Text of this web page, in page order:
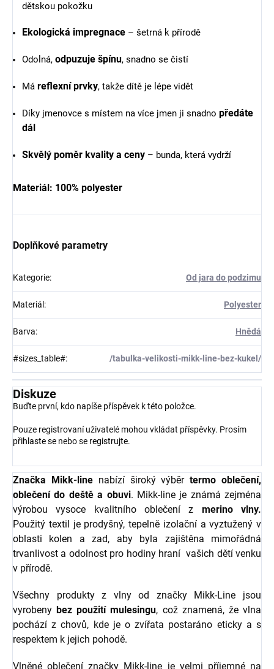
dětskou pokožku
Ekologická impregnace – šetrná k přírodě
Odolná, odpuzuje špínu, snadno se čistí
Má reflexní prvky, takže dítě je lépe vidět
Díky jmenovce s místem na více jmen ji snadno předáte
dál
Skvělý poměr kvality a ceny – bunda, která vydrží
Materiál: 100% polyester
Doplňkové parametry
Kategorie: Od jara do podzimu
Materiál : Polyester
Barva: Hnědá
#sizes_table#: /tabulka-velikosti-mikk-line-bez-kukel/
Diskuze
Buďte první, kdo napíše příspěvek k této položce.
Pouze registrovaní uživatelé mohou vkládat příspěvky. Prosím
přihlaste se nebo se registrujte.
Značka Mikk-linenabízí široký výběrtermo oblečení,
oblečení do deště a obuvi. Mikk-line je známá zejména
výrobou vysoce kvalitního oblečení z merino vlny.
Použitý textil je prodyšný, tepelně izolační a vyztužený v
oblasti kolen a zad, aby byla zajištěna mimořádná
trvanlivost a odolnost pro hodiny hraní vašich dětí venku
v přírodě.
Všechny produkty z vlny od značky Mikk-Line jsou
vyrobenybez použití mulesingu, což znamená, že vlna
pochází z chovů, kde je o zvířata postaráno eticky a s
respektem k jejich pohodě.
Vlněné oblečení značky Mikk-line je velmi příjemné na